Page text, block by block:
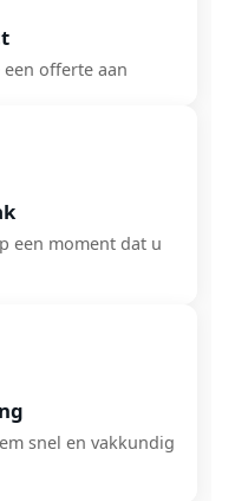
offerte aan
een moment dat u
snel en vakkundig